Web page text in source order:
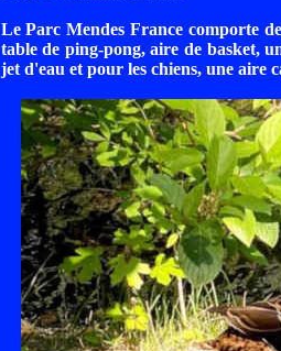
Le Parc Mendes France comporte
table de ping-pong, aire de basket,
jet d'eau et pour les chiens, une aire